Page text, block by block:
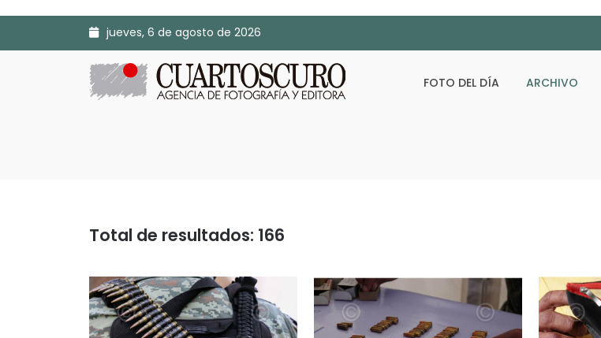
jueves, 6 de agosto de 2026
FOTO DEL DÍA ARCHIVO
Total de resultados: 166